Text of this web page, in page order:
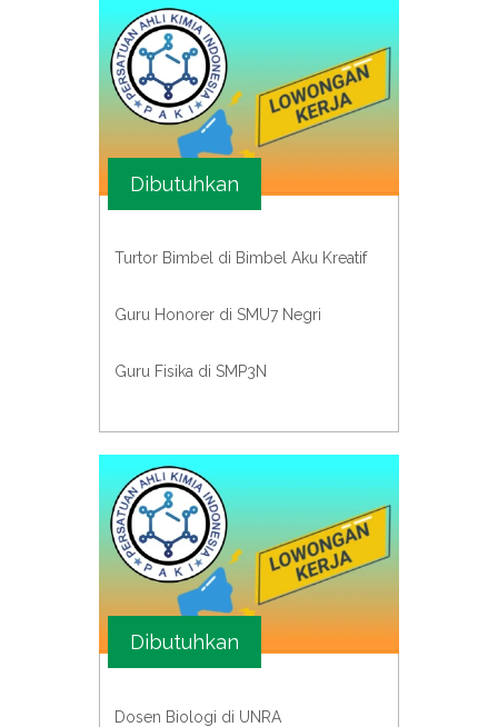
Dibutuhkan
Turtor Bimbel di Bimbel Aku Kreatif
Guru Honorer di SMU7 Negri
Guru Fisika di SMP3N
Dibutuhkan
Dosen Biologi di UNRA